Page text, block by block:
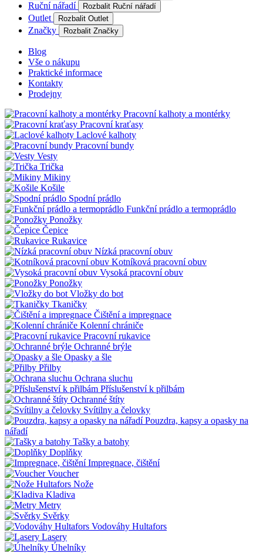
Ruční nářadí Rozbalit Ruční nářadí
Outlet Rozbalit Outlet
Značky Rozbalit Značky
Blog
Vše o nákupu
Praktické informace
Kontakty
Prodejny
Pracovní kalhoty a montérky
Pracovní kraťasy
Laclové kalhoty
Pracovní bundy
Vesty
Trička
Mikiny
Košile
Spodní prádlo
Funkční prádlo a termoprádlo
Ponožky
Čepice
Rukavice
Nízká pracovní obuv
Kotníková pracovní obuv
Vysoká pracovní obuv
Ponožky
Vložky do bot
Tkaničky
Čištění a impregnace
Kolenní chrániče
Pracovní rukavice
Ochranné brýle
Opasky a šle
Přilby
Ochrana sluchu
Příslušenství k přilbám
Ochranné štíty
Svítilny a čelovky
Pouzdra, kapsy a opasky na
nářadí
Tašky a batohy
Doplňky
Impregnace, čištění
Voucher
Nože
Kladiva
Metry
Svěrky
Vodováhy Hultafors
Lasery
Úhelníky